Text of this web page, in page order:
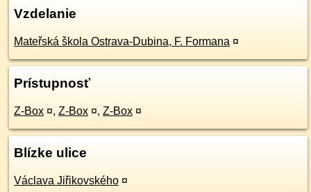
Vzdelanie
Mateřská škola Ostrava-Dubina, F. Formana ¤
Prístupnosť
Z-Box ¤, Z-Box ¤, Z-Box ¤
Blízke ulice
Václava Jiřikovského ¤